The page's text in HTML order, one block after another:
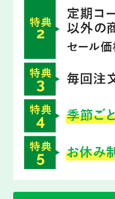
※本試験ではGABA含有食品
「健康GABA青汁」を用い
GABAは自律神経には
ノルアドレナリンの分
ます。